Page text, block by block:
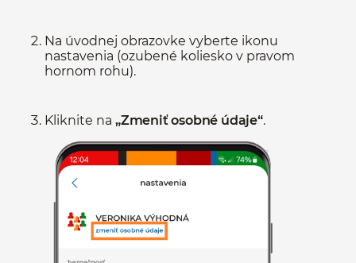
Na úvodnej obrazovke vyberte ikonu
nastavenia (ozubené koliesko v pravom
hornom rohu).
Kliknite na „Zmeniť osobné údaje“.